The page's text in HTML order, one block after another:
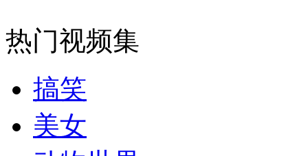
热门视频集
搞笑
美女